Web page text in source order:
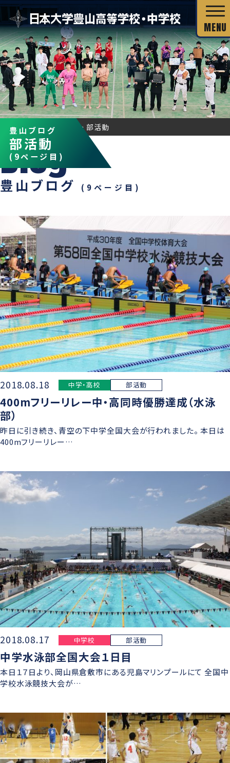
校長あいさつ
教育目標
スクール・ミッション
沿革・校歌
施設・設備
日本大学について
数字で見る豊山
独自の教育システム
グローバル教育
カリキュラム・シラバス
年間行事
制服紹介
部活動
豊山生の一日
生徒座談会
学校案内パンフレット
学則
教科の特長
グローバル教育
進学コース
特進コース
スポーツコース
年間行事
制服紹介
部活動
生徒座談会
学校案内パンフレット
キャリア教育
進路指導
進学実績
合格者インタビュー
進路新聞Compass
活躍するOB
豊山ブログ
部活動
(9ページ目)
HOME カテゴリー 部活動
豊山ブログ (9ページ目)
2018.08.18 中学・高校 部活動
400mフリーリレー中・高同時優勝達成（水泳
部）
昨日に引き続き、青空の下中学全国大会が行われました。 本日は
400mフリーリレー…
2018.08.17 中学校 部活動
中学水泳部全国大会１日目
本日１７日より、岡山県倉敷市にある児島マリンプールにて 全国中
学校水泳競技大会が…